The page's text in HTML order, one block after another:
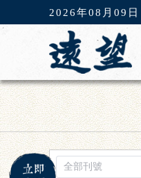
2026年08月09日